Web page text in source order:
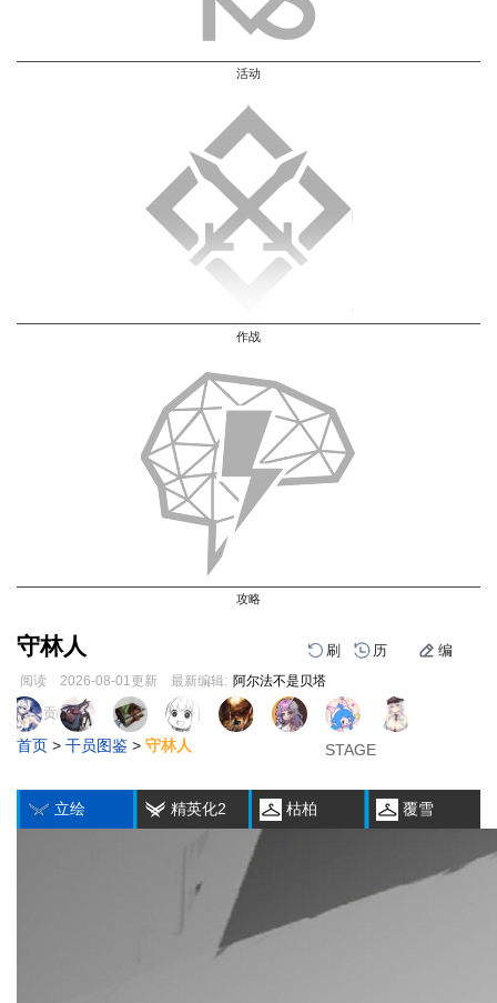
活动
作战
攻略
守林人 刷 历 编
阅读 2026-08-01更新 最新编辑: 阿尔法不是贝塔
跳
到
导
跳
到
搜
页面贡献者 :
首页 > 干员图鉴 > 守林人
立绘 精英化2 枯柏 覆雪
1
STAGE
2
STAGE
3
STAGE